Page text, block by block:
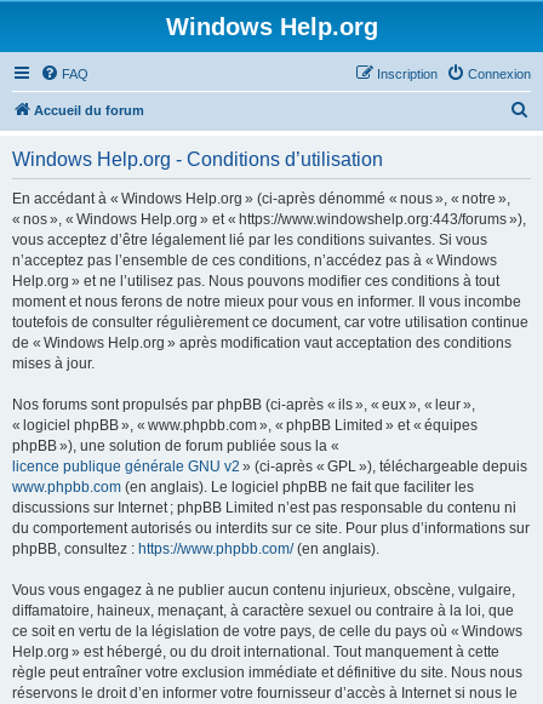
Windows Help.org
FAQ Connexion
Inscription
Accueil du forum
Windows Help.org - Conditions d’utilisation
En accédant à « Windows Help.org » (ci-après dénommé « nous », « notre »,
« nos », « Windows Help.org » et « https://www.windowshelp.org:443/forums »),
vous acceptez d’être légalement lié par les conditions suivantes. Si vous
n’acceptez pas l’ensemble de ces conditions, n’accédez pas à « Windows
Help.org » et ne l’utilisez pas. Nous pouvons modifier ces conditions à tout
moment et nous ferons de notre mieux pour vous en informer. Il vous incombe
toutefois de consulter régulièrement ce document, car votre utilisation continue
de « Windows Help.org » après modification vaut acceptation des conditions
mises à jour.
Nos forums sont propulsés par phpBB (ci-après « ils », « eux », « leur »,
« logiciel phpBB », « www.phpbb.com », « phpBB Limited » et « équipes
phpBB »), une solution de forum publiée sous la «
licence publique générale GNU v2 » (ci-après « GPL »), téléchargeable depuis
www.phpbb.com (en anglais). Le logiciel phpBB ne fait que faciliter les
discussions sur Internet ; phpBB Limited n’est pas responsable du contenu ni
du comportement autorisés ou interdits sur ce site. Pour plus d’informations sur
phpBB, consultez : https://www.phpbb.com/(en anglais).
Vous vous engagez à ne publier aucun contenu injurieux, obscène, vulgaire,
diffamatoire, haineux, menaçant, à caractère sexuel ou contraire à la loi, que
ce soit en vertu de la législation de votre pays, de celle du pays où « Windows
Help.org » est hébergé, ou du droit international. Tout manquement à cette
règle peut entraîner votre exclusion immédiate et définitive du site. Nous nous
réservons le droit d’en informer votre fournisseur d’accès à Internet si nous le